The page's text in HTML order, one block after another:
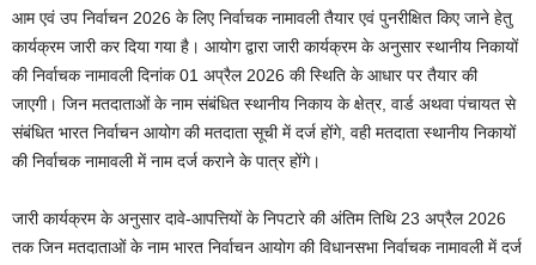
आम एवं उप निर्वाचन 2026 के लिए निर्वाचक नामावली तैयार एवं पुनरीक्षित किए जाने हेतु
कार्यक्रम जारी कर दिया गया है। आयोग द्वारा जारी कार्यक्रम के अनुसार स्थानीय निकायों
की निर्वाचक नामावली दिनांक 01 अप्रैल 2026 की स्थिति के आधार पर तैयार की
जाएगी। जिन मतदाताओं के नाम संबंधित स्थानीय निकाय के क्षेत्र, वार्ड अथवा पंचायत से
संबंधित भारत निर्वाचन आयोग की मतदाता सूची में दर्ज होंगे, वही मतदाता स्थानीय निकायों
की निर्वाचक नामावली में नाम दर्ज कराने के पात्र होंगे।
जारी कार्यक्रम के अनुसार दावे-आपत्तियों के निपटारे की अंतिम तिथि 23 अप्रैल 2026
तक जिन मतदाताओं के नाम भारत निर्वाचन आयोग की विधानसभा निर्वाचक नामावली में दर्ज